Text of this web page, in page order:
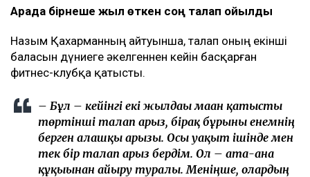
Арада бірнеше жыл өткен соң талап қойылды
Назым Қахарманның айтуынша, талап оның екінші
баласын дүниеге әкелгеннен кейін басқарған
фитнес-клубқа қатысты.
– Бұл – кейінгі екі жылдағы маған қатысты
төртінші талап арыз, бірақ бұрынғы енемнің
берген алғашқы арызы. Осы уақыт ішінде мен
тек бір талап арыз бердім. Ол – ата-ана
құқығынан айыру туралы. Меніңше, олардың